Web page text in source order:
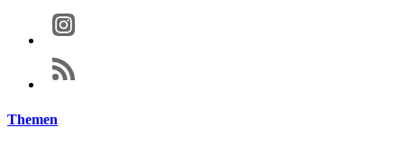
Themen